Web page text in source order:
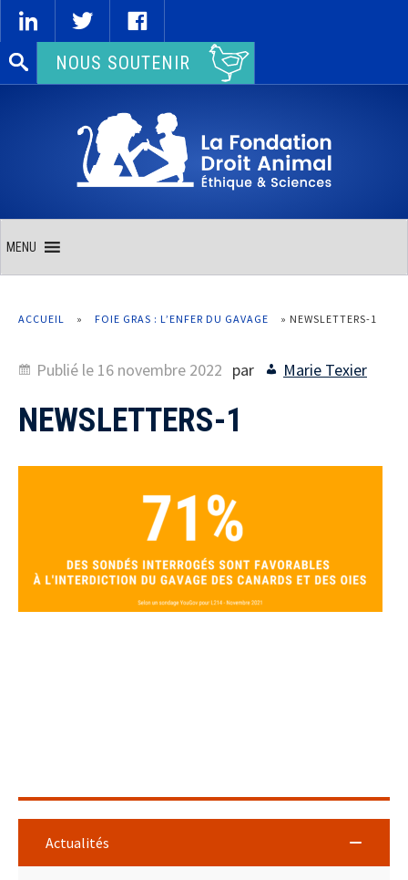
Rechercher :NOUS SOUTENIR
MENU
ACCUEIL » FOIE GRAS : L’ENFER DU GAVAGE » NEWSLETTERS-1
Publié le 16 novembre 2022 par Marie Texier
NEWSLETTERS-1
Actualités